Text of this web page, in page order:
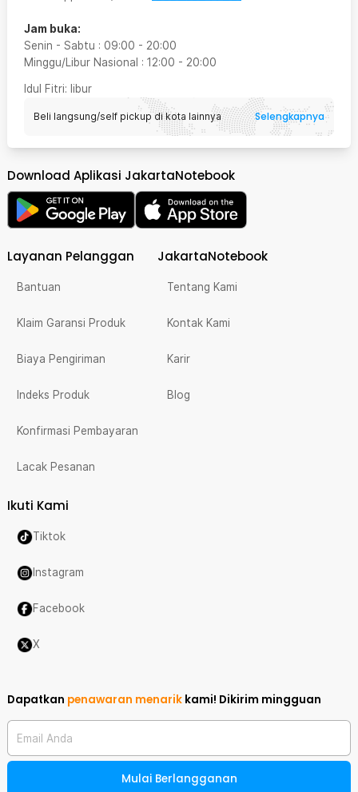
Jam buka:
Senin - Sabtu : 09:00 - 20:00
Minggu/Libur Nasional : 12:00 - 20:00
Idul Fitri: libur
Beli langsung/self pickup di kota lainnya Selengkapnya
Download Aplikasi JakartaNotebook
Layanan Pelanggan
Bantuan
Klaim Garansi Produk
Biaya Pengiriman
Indeks Produk
Konfirmasi Pembayaran
Lacak Pesanan
JakartaNotebook
Tentang Kami
Kontak Kami
Karir
Blog
Ikuti Kami
Tiktok
Instagram
Facebook
X
Dapatkan penawaran menarik kami! Dikirim mingguan
Email Anda
Mulai Berlangganan